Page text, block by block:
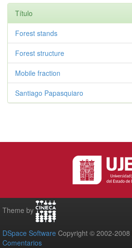
Título
Forest stands
Forest structure
Mobile fraction
Santiago Papasquiaro
Theme by
DSpace Software Copyright © 2002-2008
Comentarios